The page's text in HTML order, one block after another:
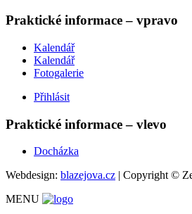
Praktické informace – vpravo
Kalendář
Kalendář
Fotogalerie
Přihlásit
Praktické informace – vlevo
Docházka
Webdesign: blazejova.cz | Copyright ©
MENU